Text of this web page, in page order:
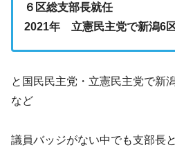
６区総支部長就任
2021年 立憲民主党で新潟6
と国民民主党・立憲民主党で新
など
議員バッジがない中でも支部長